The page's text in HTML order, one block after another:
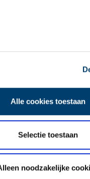
Alle cookies toestaan
Selectie toestaan
noodzakelijke
media